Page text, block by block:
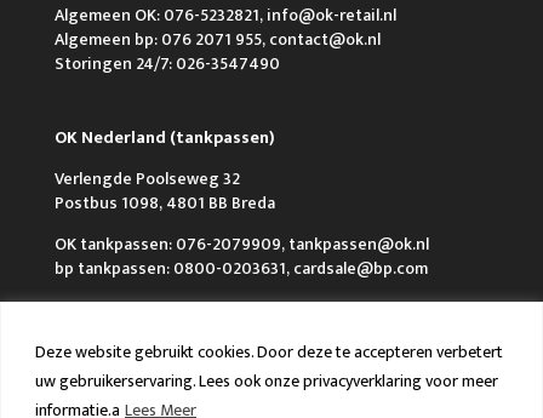
Deze website gebruikt cookies. Door deze te accepteren verbetert
uw gebruikerservaring. Lees ook onze privacyverklaring voor meer
informatie.a Lees Meer
Algemeen OK: 076-5232821, info@ok-retail.nl
Algemeen bp: 076 2071 955, contact@ok.nl
Storingen 24/7: 026-3547490
OK Nederland (tankpassen)
Verlengde Poolseweg 32
Postbus 1098, 4801 BB Breda
OK tankpassen: 076-2079909, tankpassen@ok.nl
bp tankpassen: 0800-0203631, cardsale@bp.com
OK Nederland (homebase)
Weth. Buitenhuisstraat 7
Postbus 150, 7950 AD Staphorst